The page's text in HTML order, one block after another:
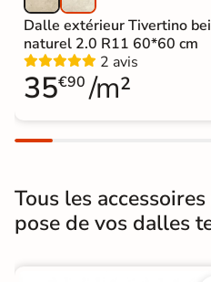
Dalle extérieur Tivertino
naturel 2.0 R11 60*60 cm
2 avis
35€90 /m²
Tous les
pose de vos dalles